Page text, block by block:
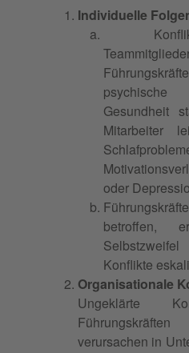
Individuelle
Gesundheit
Mitarbeiter
oder
betroffen,
Konflikte
Organisationale
Ungeklärte
verursachen in